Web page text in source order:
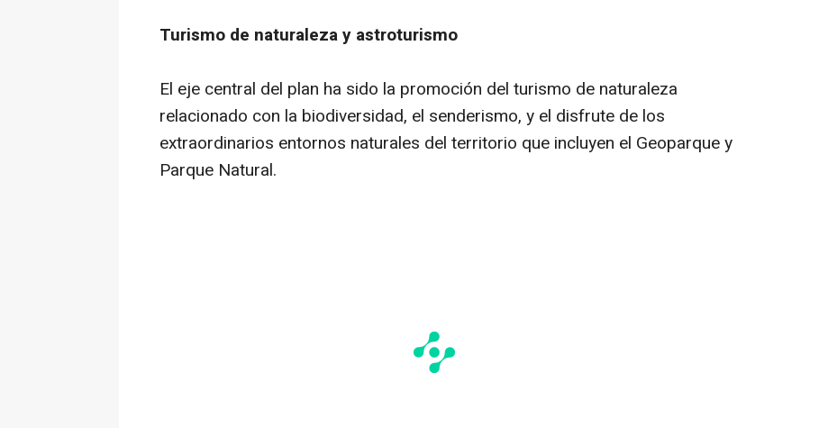
Turismo de naturaleza y astroturismo
El eje central del plan ha sido la promoción del turismo de naturaleza
relacionado con la biodiversidad, el senderismo, y el disfrute de los
extraordinarios entornos naturales del territorio que incluyen el Geoparque y
Parque Natural.